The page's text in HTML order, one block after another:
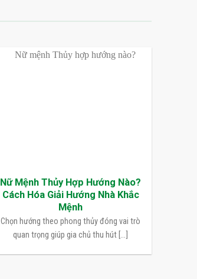
Nữ Mệnh Thủy Hợp Hướng Nào?
Cách Hóa Giải Hướng Nhà Khắc
Mệnh
Chọn hướng theo phong thủy đóng vai trò
quan trọng giúp gia chủ thu hút [...]